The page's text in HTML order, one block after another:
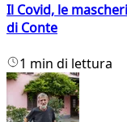
Il Covid, le
di Conte
1 min di lettura